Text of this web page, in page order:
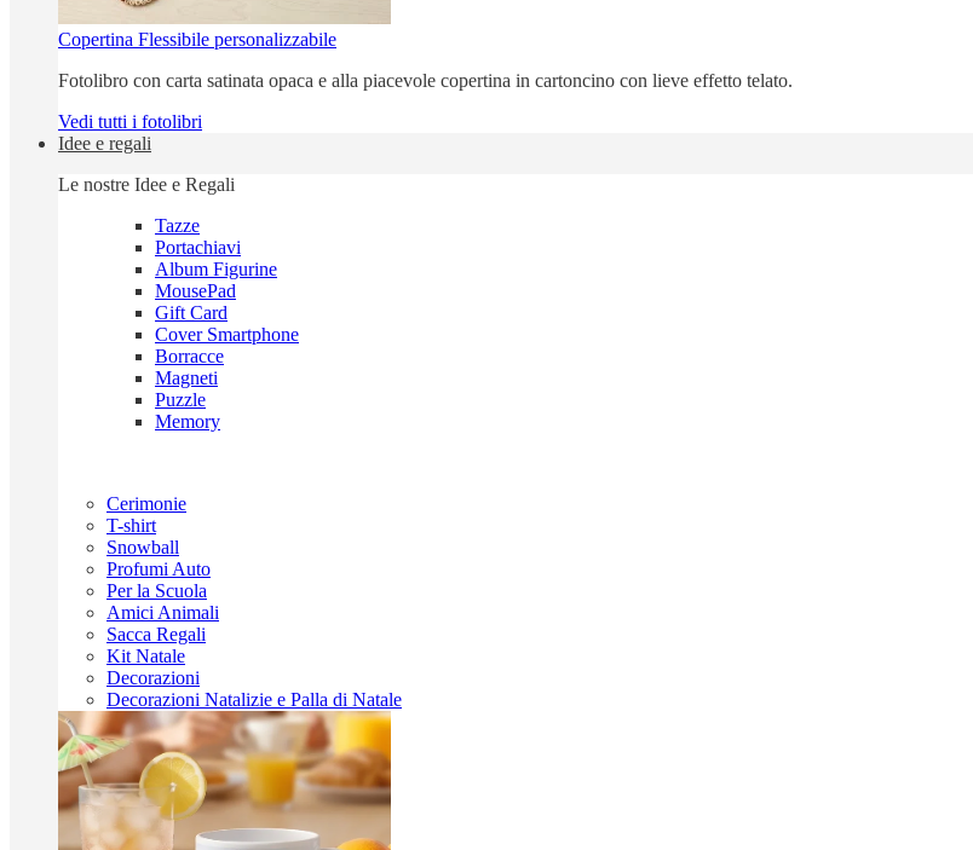
Copertina Flessibile personalizzabile
Fotolibro con carta satinata opaca e alla piacevole copertina in cartoncino con lieve effetto telato.
Vedi tutti i fotolibri
Idee e regali
Le nostre Idee e Regali
Tazze
Portachiavi
Album Figurine
MousePad
Gift Card
Cover Smartphone
Borracce
Magneti
Puzzle
Memory
Cerimonie
T-shirt
Snowball
Profumi Auto
Per la Scuola
Amici Animali
Sacca Regali
Kit Natale
Decorazioni
Decorazioni Natalizie e Palla di Natale